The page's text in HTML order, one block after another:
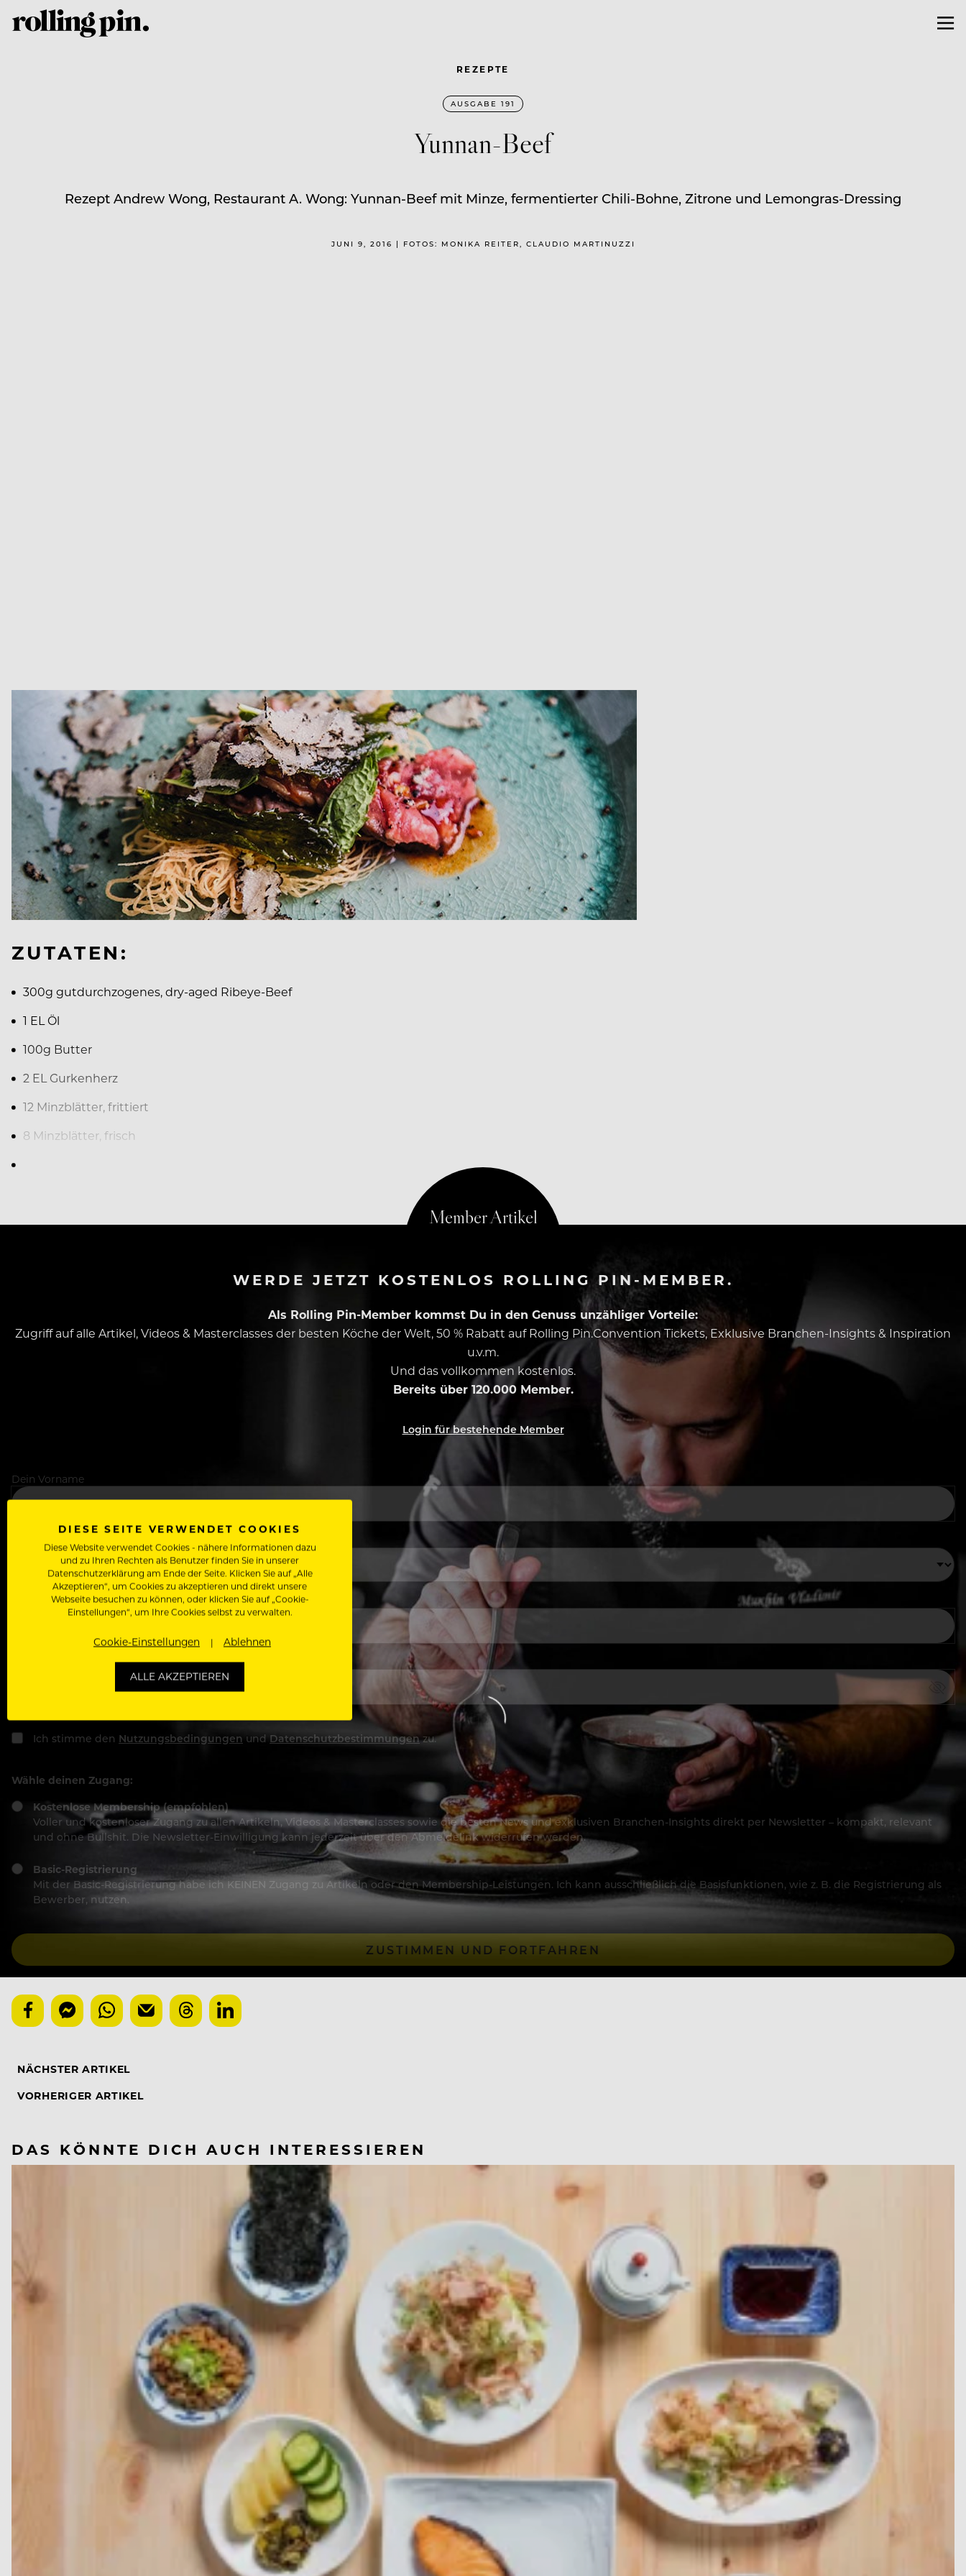
REZEPTE
AUSGABE 191
Yunnan-Beef
Rezept Andrew Wong, Restaurant A. Wong: Yunnan-Beef mit Minze, fermentierter Chili-Bohne, Zitrone und Lemongras-Dressing
JUNI 9, 2016 | FOTOS: MONIKA REITER, CLAUDIO MARTINUZZI
ZUTATEN:
300g gutdurchzogenes, dry-aged Ribeye-Beef
1 EL Öl
100g Butter
2 EL Gurkenherz
12 Minzblätter, frittiert
8 Minzblätter, frisch
WERDE JETZT KOSTENLOS ROLLING PIN-MEMBER.
Als Rolling Pin-Member kommst Du in den Genuss unzähliger Vorteile:
Zugriff auf alle Artikel, Videos & Masterclasses der besten Köche der Welt, 50 % Rabatt auf Rolling Pin.Convention Tickets, Exklusive Branchen-Insights & Inspiration
u.v.m.
Und das vollkommen kostenlos.
Bereits über 120.000 Member.
Login für bestehende Member
Dein Vorname
Deine E-Mail Adresse
Ich stimme den Nutzungsbedingungen und Datenschutzbestimmungenzu.
Wähle deinen Zugang:
Kostenlose Membership (empfohlen)
Voller und kostenloser Zugang zu allen Artikeln, Videos & Masterclasses sowie die besten News und exklusiven Branchen-Insights direkt per Newsletter – kompakt, relevant
und ohne Bullshit. Die Newsletter-Einwilligung kann jederzeit über den Abmeldelink widerrufen werden.
Basic-Registrierung
Mit der Basic-Registrierung habe ich KEINEN Zugang zu Artikeln oder den Membership-Leistungen. Ich kann ausschließlich die Basisfunktionen, wie z. B. die Registrierung als
Bewerber, nutzen.
ZUSTIMMEN UND FORTFAHREN
NÄCHSTER ARTIKEL
VORHERIGER ARTIKEL
DAS KÖNNTE DICH AUCH INTERESSIEREN
DIESE SEITE VERWENDET COOKIES
Diese Website verwendet Cookies - nähere Informationen dazu
und zu Ihren Rechten als Benutzer finden Sie in unserer
Datenschutzerklärung am Ende der Seite. Klicken Sie auf „Alle
Akzeptieren“, um Cookies zu akzeptieren und direkt unsere
Webseite besuchen zu können, oder klicken Sie auf „Cookie-
Einstellungen“, um Ihre Cookies selbst zu verwalten.
Cookie-Einstellungen Ablehnen
ALLE AKZEPTIEREN